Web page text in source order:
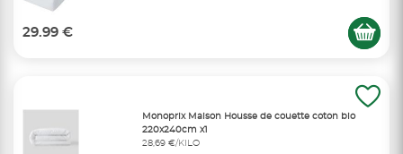
29.99 €
Monoprix Maison Housse de couette coton bio
220x240cm x1
28,69 €/KILO